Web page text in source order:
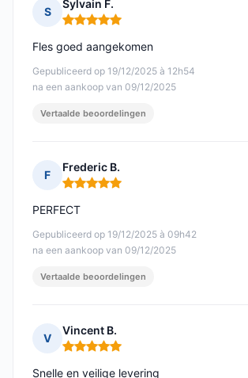
S
Sylvain F.
Opmerking: 5 van 5
Gepubliceerd op 19/12/2025 à 12h54
na een aankoop van 09/12/2025
Fles goed aangekomen
Vertaalde beoordelingen
F
Frederic B.
Opmerking: 5 van 5
Gepubliceerd op 19/12/2025 à 09h42
na een aankoop van 09/12/2025
PERFECT
Vertaalde beoordelingen
V
Vincent B.
Opmerking: 5 van 5
Snelle en veilige levering